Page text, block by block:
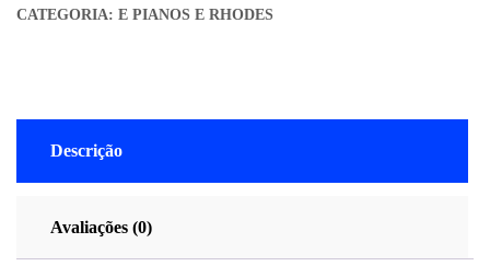
CATEGORIA: E PIANOS E RHODES
Descrição
Avaliações (0)